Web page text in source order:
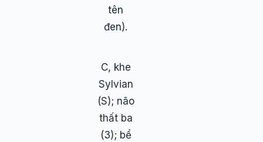
tên
đen).
C, khe
Sylvian
(S); não
thất ba
(3); bể